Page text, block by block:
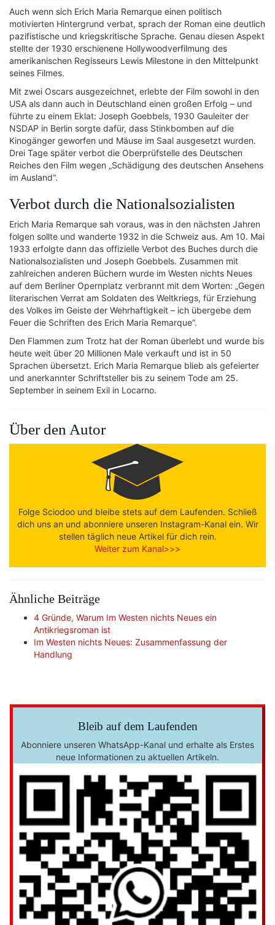
Auch wenn sich Erich Maria Remarque einen politisch
motivierten Hintergrund verbat, sprach der Roman eine deutlich
pazifistische und kriegskritische Sprache. Genau diesen Aspekt
stellte der 1930 erschienene Hollywoodverfilmung des
amerikanischen Regisseurs Lewis Milestone in den Mittelpunkt
seines Filmes.
Mit zwei Oscars ausgezeichnet, erlebte der Film sowohl in den
USA als dann auch in Deutschland einen großen Erfolg – und
führte zu einem Eklat: Joseph Goebbels, 1930 Gauleiter der
NSDAP in Berlin sorgte dafür, dass Stinkbomben auf die
Kinogänger geworfen und Mäuse im Saal ausgesetzt wurden.
Drei Tage später verbot die Oberprüfstelle des Deutschen
Reiches den Film wegen „Schädigung des deutschen Ansehens
im Ausland“.
Verbot durch die Nationalsozialisten
Erich Maria Remarque sah voraus, was in den nächsten Jahren
folgen sollte und wanderte 1932 in die Schweiz aus. Am 10. Mai
1933 erfolgte dann das offizielle Verbot des Buches durch die
Nationalsozialisten und Joseph Goebbels. Zusammen mit
zahlreichen anderen Büchern wurde im Westen nichts Neues
auf dem Berliner Opernplatz verbrannt mit dem Worten: „Gegen
literarischen Verrat am Soldaten des Weltkriegs, für Erziehung
des Volkes im Geiste der Wehrhaftigkeit – ich übergebe dem
Feuer die Schriften des Erich Maria Remarque“.
Den Flammen zum Trotz hat der Roman überlebt und wurde bis
heute weit über 20 Millionen Male verkauft und ist in 50
Sprachen übersetzt. Erich Maria Remarque blieb als gefeierter
und anerkannter Schriftsteller bis zu seinem Tode am 25.
September in seinem Exil in Locarno.
Über den Autor
Folge Sciodoo und bleibe stets auf dem Laufenden. Schließ
dich uns an und abonniere unseren Instagram-Kanal ein. Wir
stellen täglich neue Artikel für dich rein.
Weiter zum Kanal>>>
Ähnliche Beiträge
4 Gründe, Warum Im Westen nichts Neues ein
Antikriegsroman ist
Im Westen nichts Neues: Zusammenfassung der
Handlung
Bleib auf dem Laufenden
Abonniere unseren WhatsApp-Kanal und erhalte als Erstes
neue Informationen zu aktuellen Artikeln.